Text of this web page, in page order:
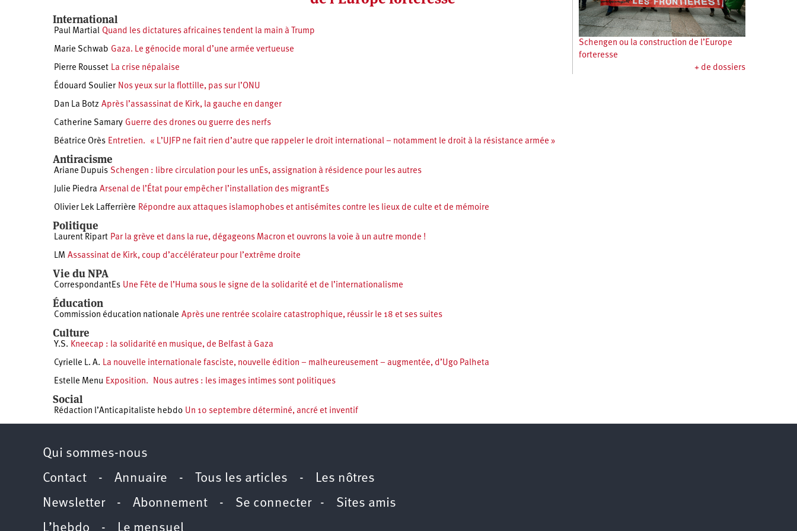
International
Paul Martial Quand les dictatures africaines tendent la main à Trump
Marie Schwab Gaza. Le génocide moral d’une armée vertueuse
Pierre Rousset La crise népalaise
Édouard Soulier Nos yeux sur la flottille, pas sur l’ONU
Dan La Botz Après l’assassinat de Kirk, la gauche en danger
Catherine Samary Guerre des drones ou guerre des nerfs
Béatrice Orès Entretien. « L’UJFP ne fait rien d’autre que rappeler le droit international – notamment le droit à la résistance armée »
Antiracisme
Ariane Dupuis Schengen : libre circulation pour les unEs, assignation à résidence pour les autres
Julie Piedra Arsenal de l’État pour empêcher l’installation des migrantEs
Olivier Lek Lafferrière Répondre aux attaques islamophobes et antisémites contre les lieux de culte et de mémoire
Politique
Laurent Ripart Par la grève et dans la rue, dégageons Macron et ouvrons la voie à un autre monde !
LM Assassinat de Kirk, coup d’accélérateur pour l’extrême droite
Vie du NPA
CorrespondantEs Une Fête de l’Huma sous le signe de la solidarité et de l’internationalisme
Éducation
Commission éducation nationale Après une rentrée scolaire catastrophique, réussir le 18 et ses suites
Culture
Y.S. Kneecap : la solidarité en musique, de Belfast à Gaza
Cyrielle L. A. La nouvelle internationale fasciste, nouvelle édition – malheureusement – augmentée, d’Ugo Palheta
Estelle Menu Exposition. Nous autres : les images intimes sont politiques
Social
Rédaction l’Anticapitaliste hebdo Un 10 septembre déterminé, ancré et inventif
Schengen ou la construction de l’Europe
forteresse
+ de dossiers
Qui sommes-nous
Contact - Annuaire - Tous les articles - Les nôtres
Newsletter- Abonnement - Se connecter- Sites amis